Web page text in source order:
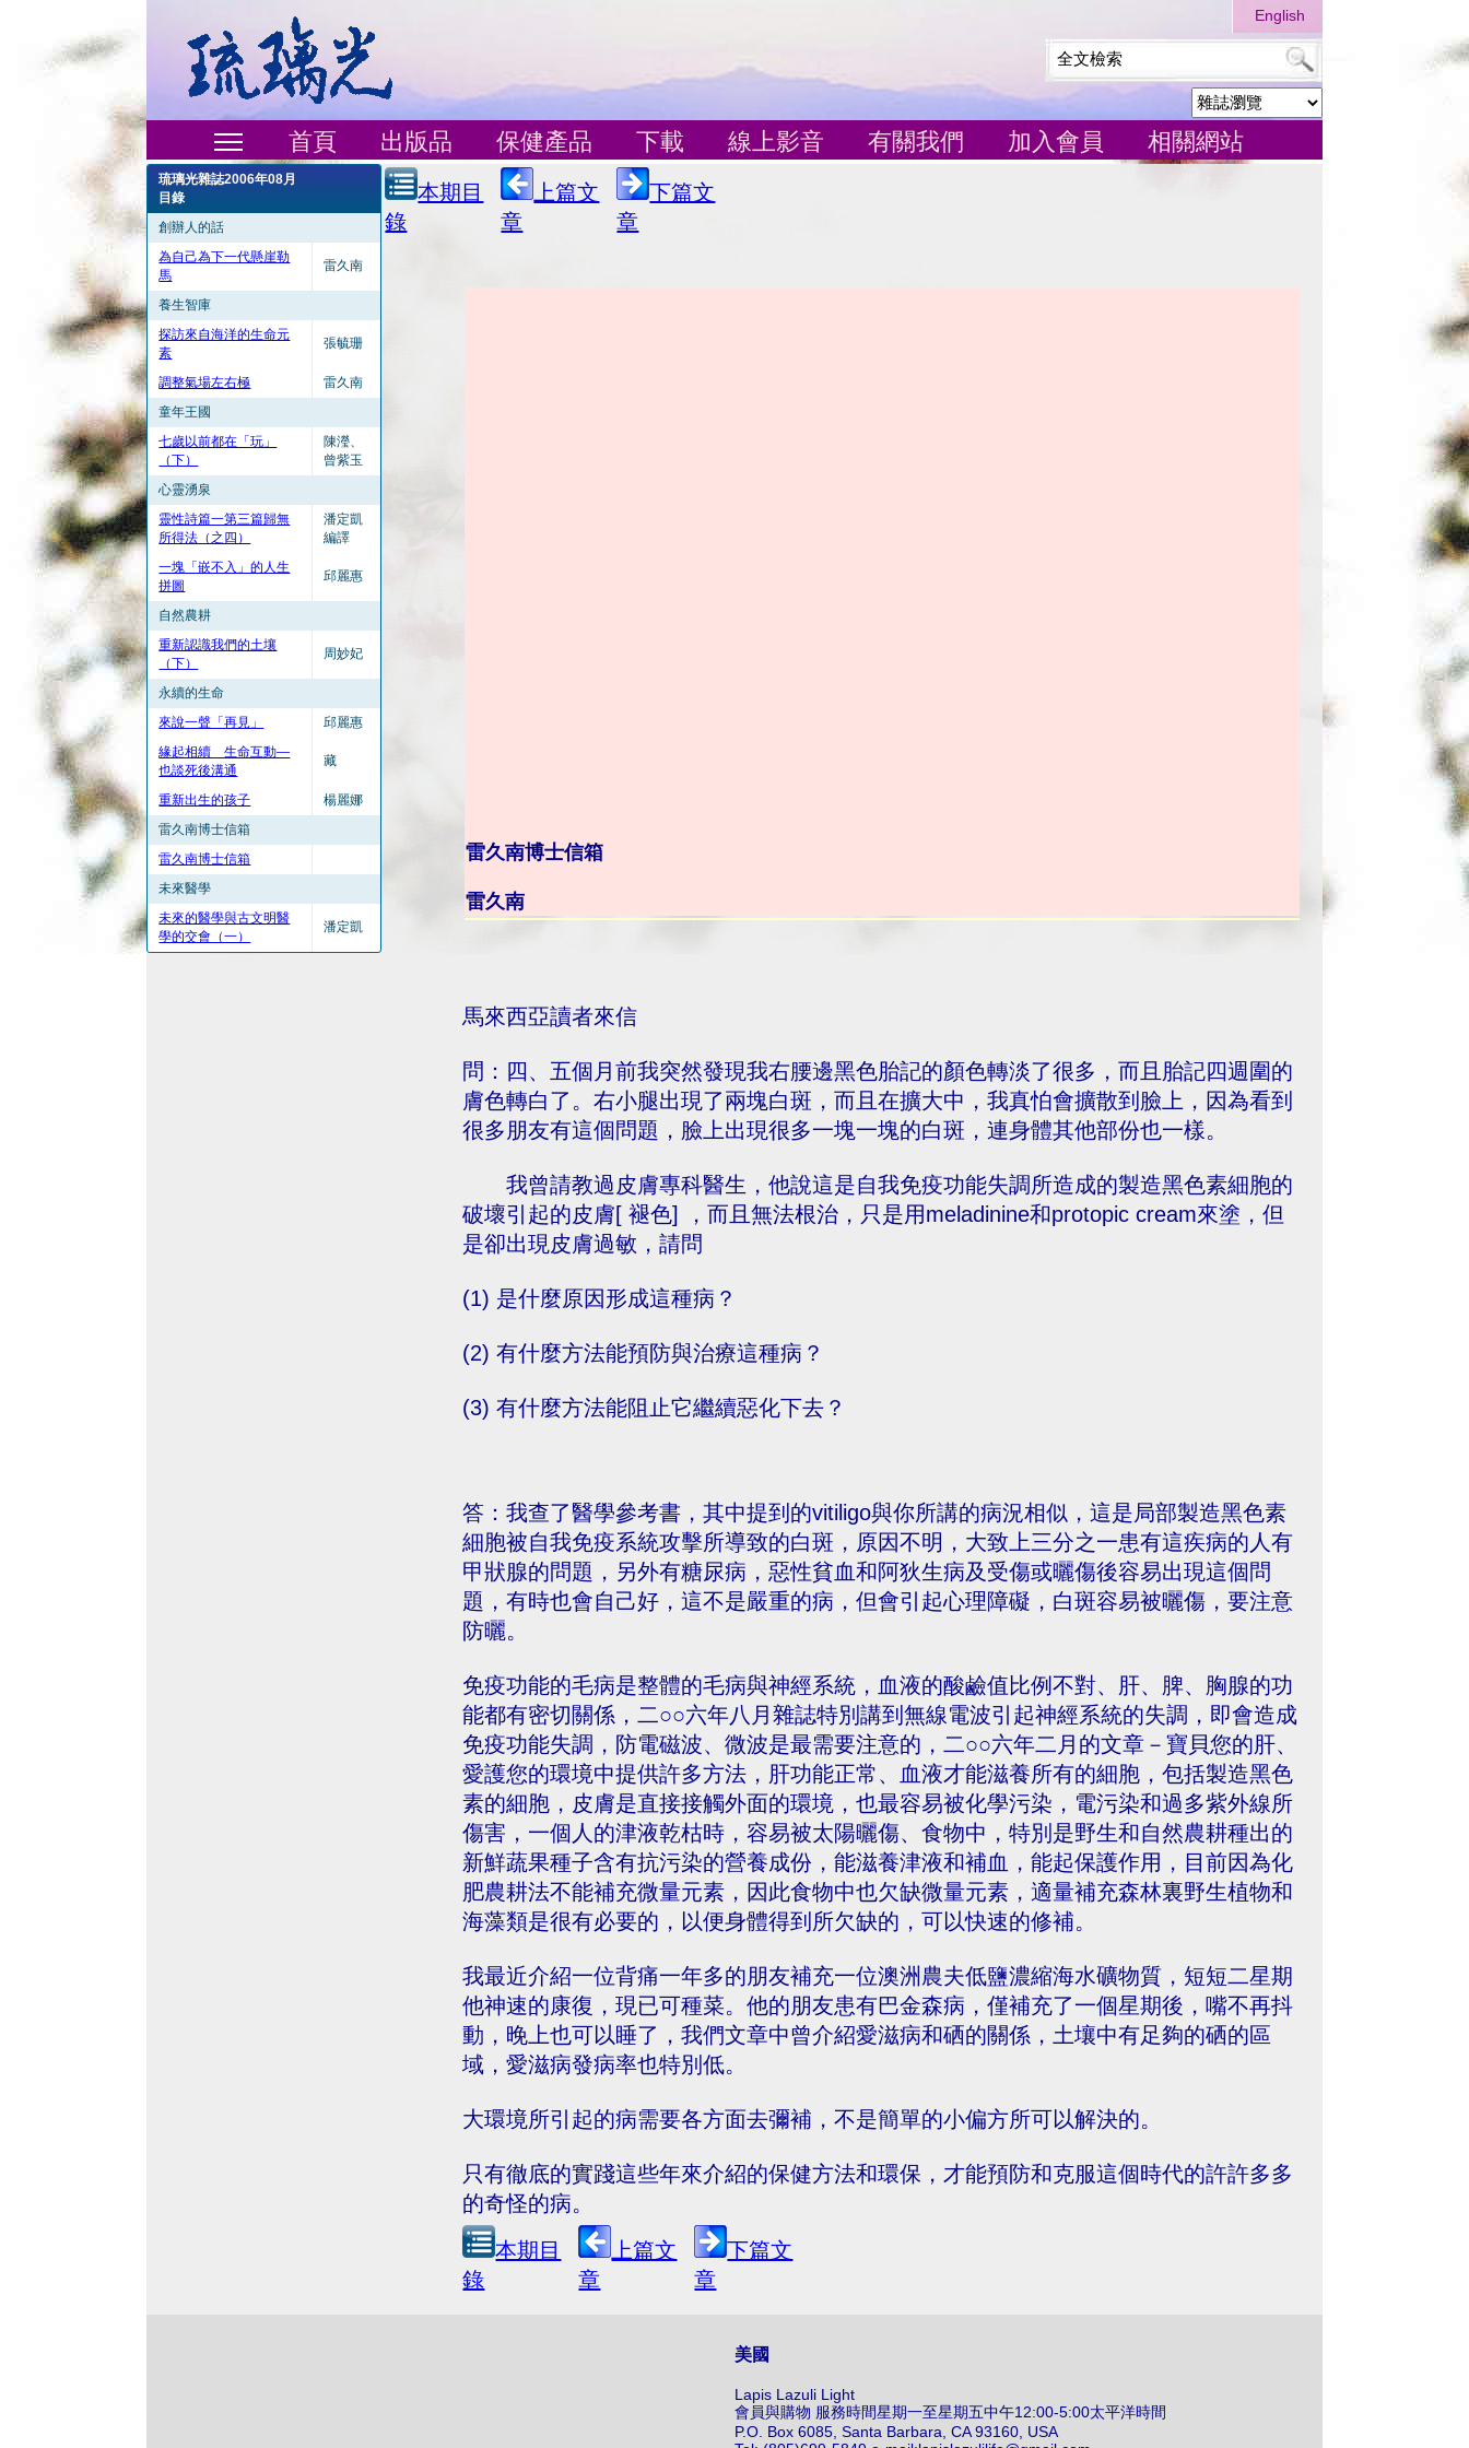
English
首頁 出版品 保健產品 下載 線上影音 有關我們 加入會員 相關網站
琉璃光雜誌2006年08月
目錄
創辦人的話
為自己為下一代懸崖勒
馬
雷久南
養生智庫
探訪來自海洋的生命元
素
張毓珊
調整氣場左右極
雷久南
童年王國
七歲以前都在「玩」
（下）
陳瀅、
曾紫玉
心靈湧泉
靈性詩篇一第三篇歸無
所得法（之四）
潘定凱
編譯
一塊「嵌不入」的人生
拼圖
邱麗惠
自然農耕
重新認識我們的土壤
（下）
周妙妃
永續的生命
來說一聲「再見」
邱麗惠
緣起相續 生命互動—
也談死後溝通
藏
重新出生的孩子
楊麗娜
雷久南博士信箱
雷久南博士信箱
未來醫學
未來的醫學與古文明醫
學的交會（一）
潘定凱
本期目
錄
上篇文
章
下篇文
章
雷久南博士信箱
雷久南
馬來西亞讀者來信
問：四、五個月前我突然發現我右腰邊黑色胎記的顏色轉淡了很多，而且胎記四週圍的
膚色轉白了。右小腿出現了兩塊白斑，而且在擴大中，我真怕會擴散到臉上，因為看到
很多朋友有這個問題，臉上出現很多一塊一塊的白斑，連身體其他部份也一樣。
我曾請教過皮膚專科醫生，他說這是自我免疫功能失調所造成的製造黑色素細胞的
破壞引起的皮膚[ 褪色] ，而且無法根治，只是用meladinine和protopic cream來塗，但
是卻出現皮膚過敏，請問
(1) 是什麼原因形成這種病？
(2) 有什麼方法能預防與治療這種病？
(3) 有什麼方法能阻止它繼續惡化下去？
答：我查了醫學參考書，其中提到的vitiligo與你所講的病況相似，這是局部製造黑色素
細胞被自我免疫系統攻擊所導致的白斑，原因不明，大致上三分之一患有這疾病的人有
甲狀腺的問題，另外有糖尿病，惡性貧血和阿狄生病及受傷或曬傷後容易出現這個問
題，有時也會自己好，這不是嚴重的病，但會引起心理障礙，白斑容易被曬傷，要注意
防曬。
免疫功能的毛病是整體的毛病與神經系統，血液的酸鹼值比例不對、肝、脾、胸腺的功
能都有密切關係，二○○六年八月雜誌特別講到無線電波引起神經系統的失調，即會造成
免疫功能失調，防電磁波、微波是最需要注意的，二○○六年二月的文章－寶貝您的肝、
愛護您的環境中提供許多方法，肝功能正常、血液才能滋養所有的細胞，包括製造黑色
素的細胞，皮膚是直接接觸外面的環境，也最容易被化學污染，電污染和過多紫外線所
傷害，一個人的津液乾枯時，容易被太陽曬傷、食物中，特別是野生和自然農耕種出的
新鮮蔬果種子含有抗污染的營養成份，能滋養津液和補血，能起保護作用，目前因為化
肥農耕法不能補充微量元素，因此食物中也欠缺微量元素，適量補充森林裏野生植物和
海藻類是很有必要的，以便身體得到所欠缺的，可以快速的修補。
我最近介紹一位背痛一年多的朋友補充一位澳洲農夫低鹽濃縮海水礦物質，短短二星期
他神速的康復，現已可種菜。他的朋友患有巴金森病，僅補充了一個星期後，嘴不再抖
動，晚上也可以睡了，我們文章中曾介紹愛滋病和硒的關係，土壤中有足夠的硒的區
域，愛滋病發病率也特別低。
大環境所引起的病需要各方面去彌補，不是簡單的小偏方所可以解決的。
只有徹底的實踐這些年來介紹的保健方法和環保，才能預防和克服這個時代的許許多多
的奇怪的病。
本期目
錄
上篇文
章
下篇文
章
美國
Lapis Lazuli Light
會員與購物 服務時間星期一至星期五中午12:00-5:00太平洋時間
P.O. Box 6085, Santa Barbara, CA 93160, USA